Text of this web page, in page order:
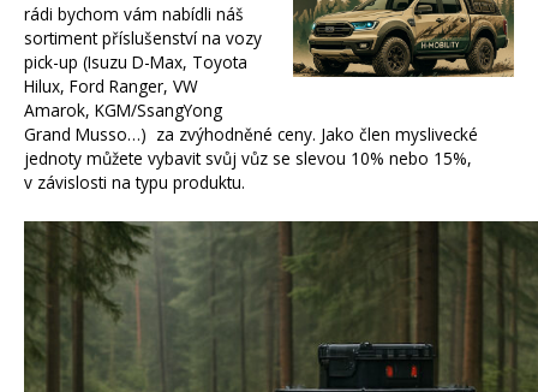
rádi bychom vám nabídli náš
sortiment příslušenství na vozy
pick-up (Isuzu D-Max, Toyota
Hilux, Ford Ranger, VW
Amarok, KGM/SsangYong
Grand Musso…) za zvýhodněné ceny. Jako člen myslivecké
jednoty můžete vybavit svůj vůz se slevou 10% nebo 15%,
v závislosti na typu produktu.